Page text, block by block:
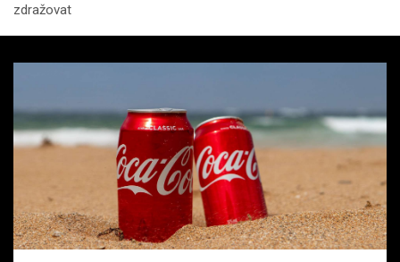
zdražovat